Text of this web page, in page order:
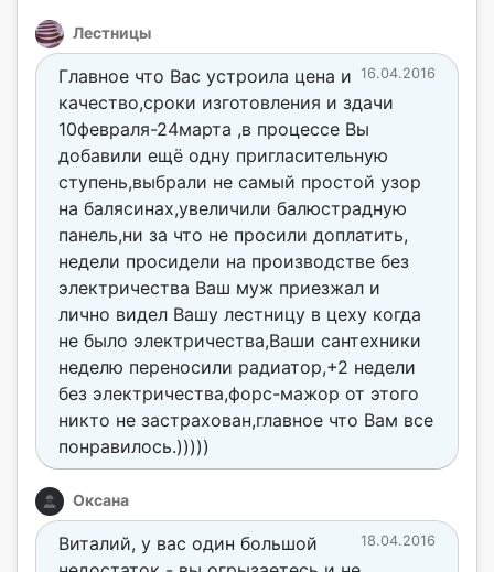
Лестницы
16.04.2016
Главное что Вас устроила цена и
качество,сроки изготовления и здачи
10февраля-24марта ,в процессе Вы
добавили ещё одну пригласительную
ступень,выбрали не самый простой узор
на балясинах,увеличили балюстрадную
панель,ни за что не просили доплатить,
недели просидели на производстве без
электричества Ваш муж приезжал и
лично видел Вашу лестницу в цеху когда
не было электричества,Ваши сантехники
неделю переносили радиатор,+2 недели
без электричества,форс-мажор от этого
никто не застрахован,главное что Вам все
понравилось.)))))
Оксана
18.04.2016
Виталий, у вас один большой